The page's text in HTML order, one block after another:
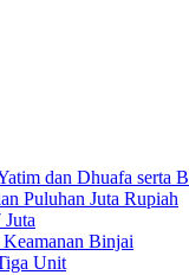
dan Dhuafa serta
Puluhan Juta Rupiah
Binjai
Unit